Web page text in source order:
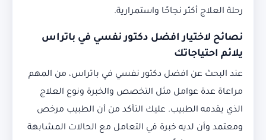
رحلة العلاج أكثر نجاحًا واستمرارية.
نصائح لاختيار افضل دكتور نفسي في باتراس
يلائم احتياجاتك
عند البحث عن افضل دكتور نفسي في باتراس، من المهم
مراعاة عدة عوامل مثل التخصص والخبرة ونوع العلاج
الذي يقدمه الطبيب. عليك التأكد من أن الطبيب مرخص
ومعتمد وأن لديه خبرة في التعامل مع الحالات المشابهة